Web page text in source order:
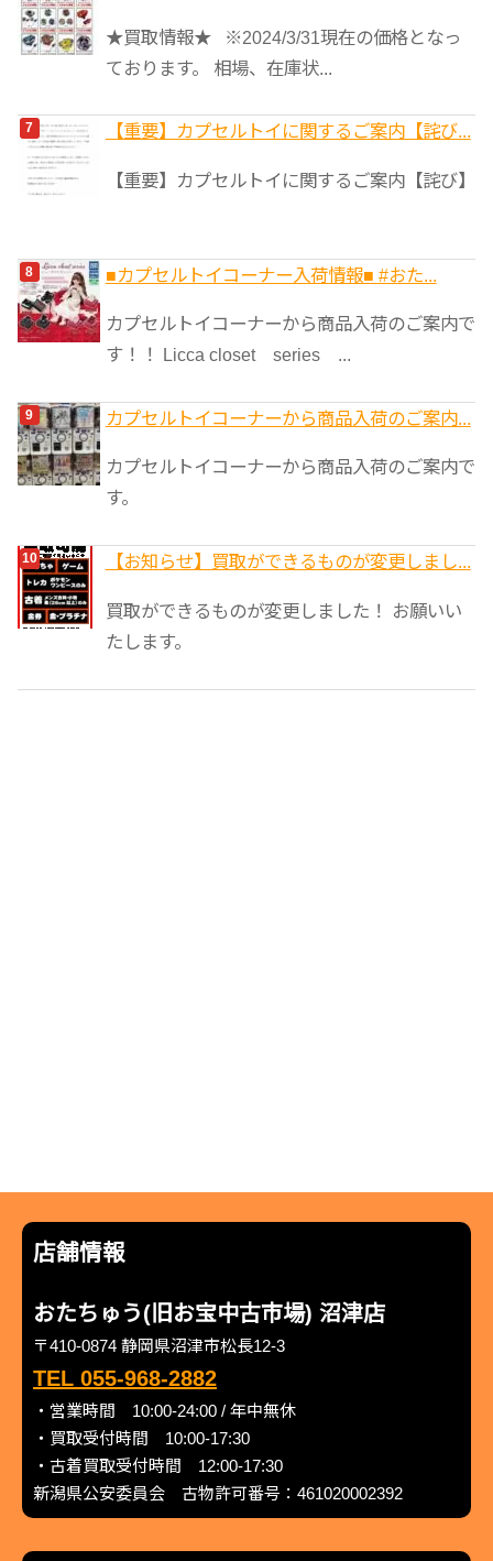
★買取情報★ ※2024/3/31現在の価格となっ
ております。 相場、在庫状...
【重要】カプセルトイに関するご案内【詫び...
【重要】カプセルトイに関するご案内【詫び】
■カプセルトイコーナー入荷情報■ #おた...
カプセルトイコーナーから商品入荷のご案内で
す！！ Licca closet series ...
カプセルトイコーナーから商品入荷のご案内...
カプセルトイコーナーから商品入荷のご案内で
す。
【お知らせ】買取ができるものが変更しまし...
買取ができるものが変更しました！ お願いい
たします。
店舗情報
おたちゅう(旧お宝中古市場) 沼津店
〒410-0874 静岡県沼津市松長12-3
TEL 055-968-2882
・営業時間 10:00-24:00 / 年中無休
・買取受付時間 10:00-17:30
・古着買取受付時間 12:00-17:30
新潟県公安委員会 古物許可番号：461020002392